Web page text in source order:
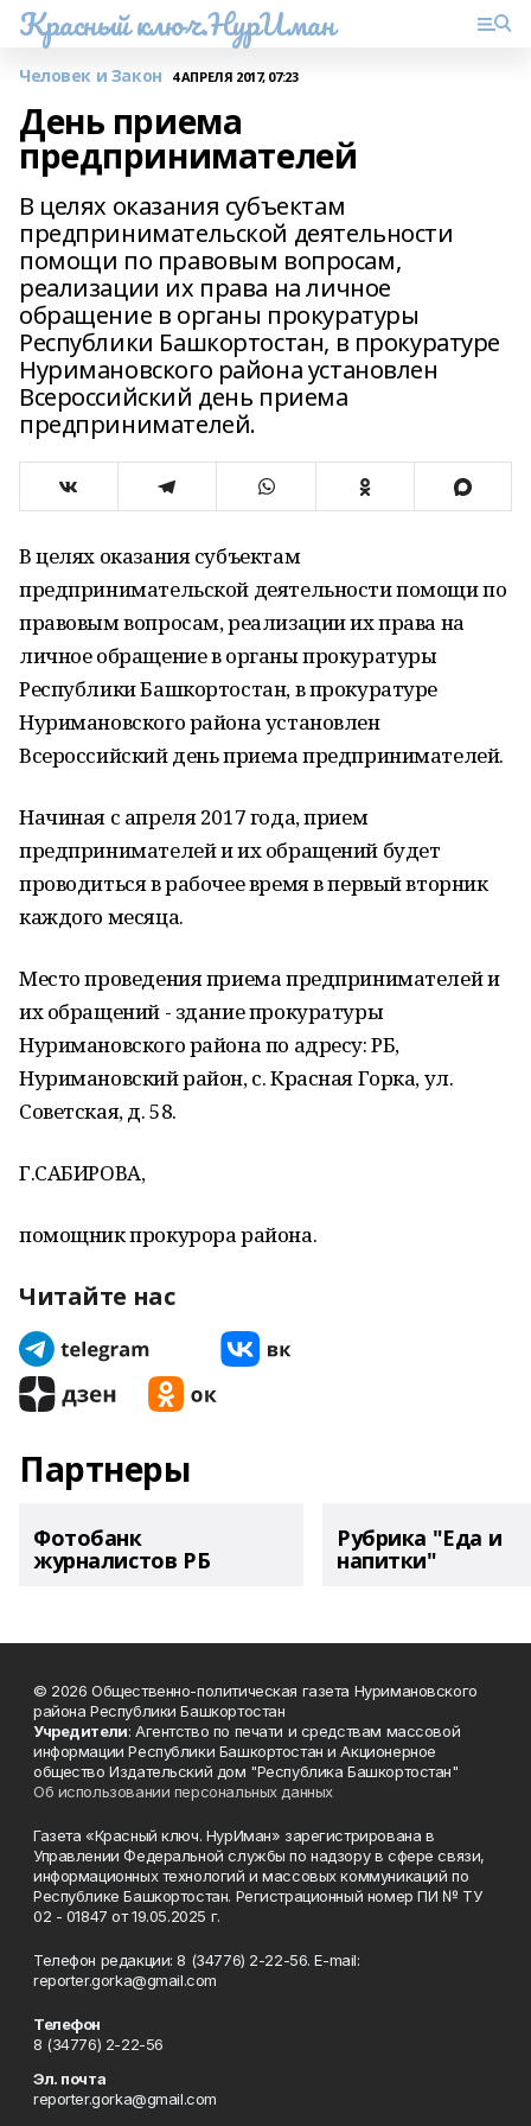
Красный ключ.НурИман
Человек и Закон 4 АПРЕЛЯ 2017, 07:23
День приема
предпринимателей
В целях оказания субъектам
предпринимательской деятельности
помощи по правовым вопросам,
реализации их права на личное
обращение в органы прокуратуры
Республики Башкортостан, в прокуратуре
Нуримановского района установлен
Всероссийский день приема
предпринимателей.
В целях оказания субъектам
предпринимательской деятельности помощи по
правовым вопросам, реализации их права на
личное обращение в органы прокуратуры
Республики Башкортостан, в прокуратуре
Нуримановского района установлен
Всероссийский день приема предпринимателей.
Начиная с апреля 2017 года, прием
предпринимателей и их обращений будет
проводиться в рабочее время в первый вторник
каждого месяца.
Место проведения приема предпринимателей и
их обращений - здание прокуратуры
Нуримановского района по адресу: РБ,
Нуримановский район, с. Красная Горка, ул.
Советская, д. 58.
Г.САБИРОВА,
помощник прокурора района.
Читайте нас
Партнеры
Фотобанк
журналистов РБ
Рубрика "Еда и
напитки"
© 2026 Общественно-политическая газета Нуримановского
района Республики Башкортостан
Учредители: Агентство по печати и средствам массовой
информации Республики Башкортостан и Акционерное
общество Издательский дом "Республика Башкортостан"
Об использовании персональных данных
Газета «Красный ключ. НурИман» зарегистрирована в
Управлении Федеральной службы по надзору в сфере связи,
информационных технологий и массовых коммуникаций по
Республике Башкортостан. Регистрационный номер ПИ № ТУ
02 - 01847 от 19.05.2025 г.
Телефон редакции: 8 (34776) 2-22-56. E-mail:
reporter.gorka@gmail.com
Телефон
8 (34776) 2-22-56
Эл. почта
reporter.gorka@gmail.com